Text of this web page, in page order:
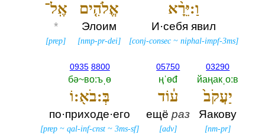
וַ:יֵּרָ֨א
И·себя явил
[conj-consec ~niphal-impf-3ms]
אֱלֹהִ֤ים
Элоим
[nmp-pr-dei]
אֶֽל־
*
[prep]
03290
йаңакˌо:в
יַעֲקֹב֙
Яакову
[nm-pr]
05750
ңˈөđ
ע֔וֹד
ещёраз
[adv]
0935 8800
бә~во:ъˌө
בְּ:בֹא֖:וֹ
по·приходе·его
[prep ~qal-inf-cnst ~3ms-sf]